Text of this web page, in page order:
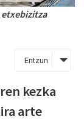
Entzun
kezka
arte